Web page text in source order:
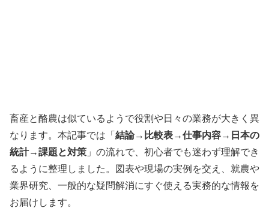
畜産と酪農は似ているようで役割や日々の業務が大きく異
なります。本記事では「 結論→比較表→仕事内容→日本の
統計→課題と対策 」の流れで、初心者でも迷わず理解でき
るように整理しました。図表や現場の実例を交え、就農や
業界研究、一般的な疑問解消にすぐ使える実務的な情報を
お届けします。